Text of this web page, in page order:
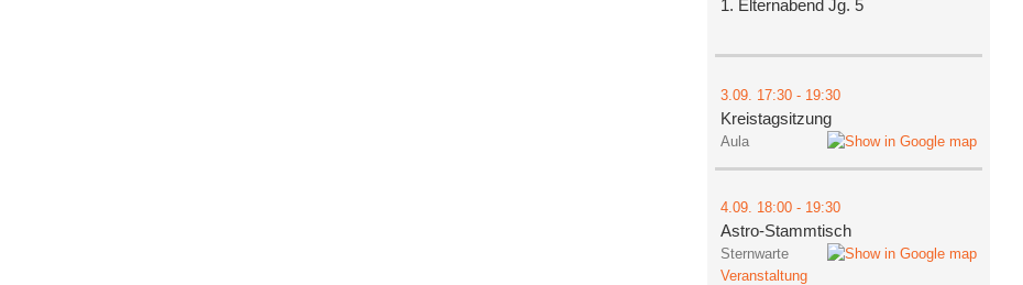
1. Elternabend Jg. 5
3.09. 17:30- 19:30
Kreistagsitzung
Aula
4.09. 18:00- 19:30
Astro-Stammtisch
Sternwarte
Veranstaltung